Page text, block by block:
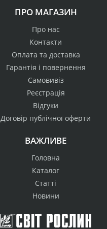
ПРО МАГАЗИН
Про нас
Контакти
Оплата та доставка
Гарантія і повернення
Самовивіз
Реєстрація
Відгуки
Договір публічної оферти
ВАЖЛИВЕ
Головна
Каталог
Статті
Новини